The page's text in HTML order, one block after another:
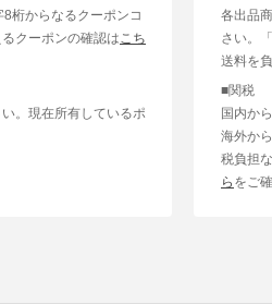
桁からなるクーポンコ
クーポンの確認は こち
。現在所有しているポ
各出品
さい。
送料を
■関税
国内か
海外か
税負担
ら をご